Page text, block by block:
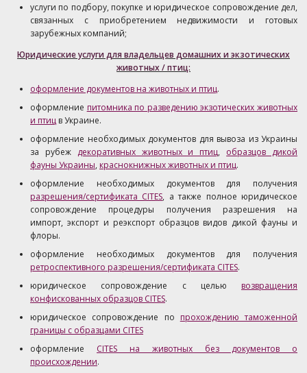
услуги по подбору, покупке и юридическое сопровождение дел,
связанных с приобретением недвижимости и готовых
зарубежных компаний;
Юридические услуги для владельцев домашних и экзотических
животных / птиц:
оформление документов на животных и птиц.
оформление питомника по разведению экзотических животных
и птиц в Украине.
оформление необходимых документов для вывоза из Украины
за рубеж декоративных животных и птиц, образцов дикой
фауны Украины, краснокнижных животных и птиц.
оформление необходимых документов для получения
разрешения/сертификата CITES, а также полное юридическое
сопровождение процедуры получения разрешения на
импорт, экспорт и реэкспорт образцов видов дикой фауны и
флоры.
оформление необходимых документов для получения
ретроспективного разрешения/сертификата CITES.
юридическое сопровождение с целью возвращения
конфискованных образцов CITES.
юридическое сопровождение по прохождению таможенной
границы с образцами CITES
оформление CITES на животных без документов о
происхождении.